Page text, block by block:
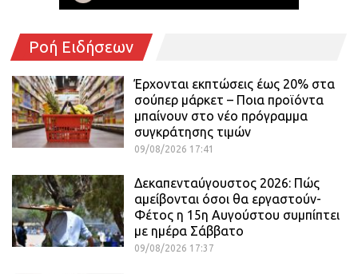
Ροή Ειδήσεων
Έρχονται εκπτώσεις έως 20% στα
σούπερ μάρκετ – Ποια προϊόντα
μπαίνουν στο νέο πρόγραμμα
συγκράτησης τιμών
09/08/2026 17:41
Δεκαπενταύγουστος 2026: Πώς
αμείβονται όσοι θα εργαστούν-
Φέτος η 15η Αυγούστου συμπίπτει
με ημέρα Σάββατο
09/08/2026 17:37